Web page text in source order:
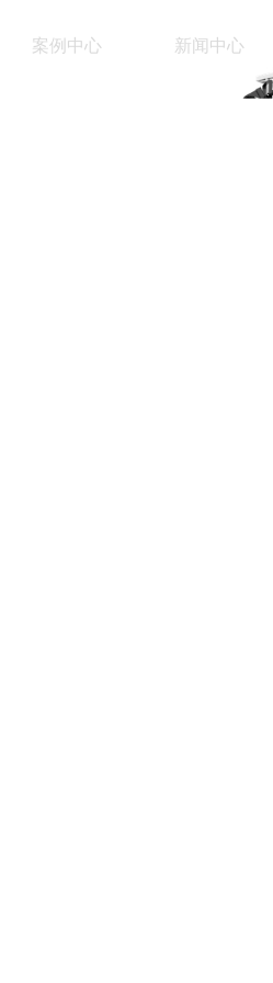
案例中心 新闻中心